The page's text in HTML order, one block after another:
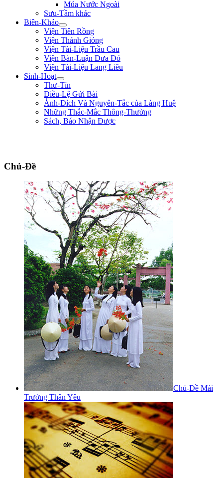
Múa Nước Ngoài
Sưu-Tầm khác
Biên-Khảo
Viện Tiên Rồng
Viện Thánh Gióng
Viện Tài-Liệu Trầu Cau
Viện Bàn-Luận Dưa Đỏ
Viện Tài-Liệu Lang Liêu
Sinh-Hoạt
Thư-Tín
Điều-Lệ Gửi Bài
Ảnh-Đích Và Nguyên-Tắc của Làng Huệ
Những Thắc-Mắc Thông-Thường
Sách, Báo Nhận Được
Chủ-Đề
Chủ-Đề Mái
Trường Thân Yêu